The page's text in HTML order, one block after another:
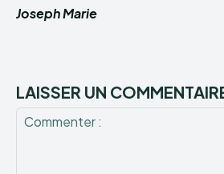
Joseph Marie
LAISSER UN